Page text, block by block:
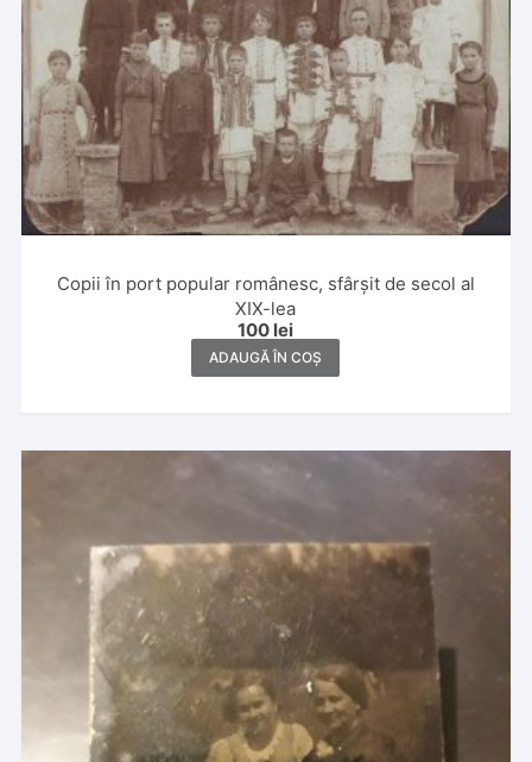
Copii în port popular românesc, sfârșit de secol al
XIX-lea
100 lei
ADAUGĂ ÎN COȘ